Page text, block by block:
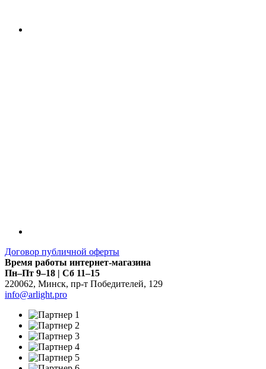
Договор публичной оферты
Время работы интернет-магазина
Пн–Пт 9–18 | Сб 11–15
220062, Минск, пр-т Победителей, 129
info@arlight.pro